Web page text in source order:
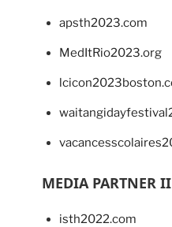
apsth2023.com
MedItRio2023.org
MEDIA PARTNER II
isth2022.com